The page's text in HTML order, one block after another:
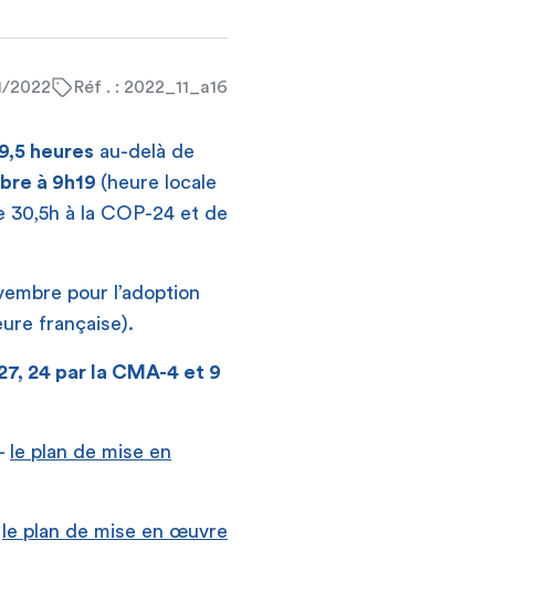
2022 Réf . : 2022_11_a16
heures au-delà de
à 9h19 (heure locale
30,5h à la COP-24 et de
pour l’adoption
française).
24 par la CMA-4 et 9
le plan de mise en
le plan de mise en œuvre